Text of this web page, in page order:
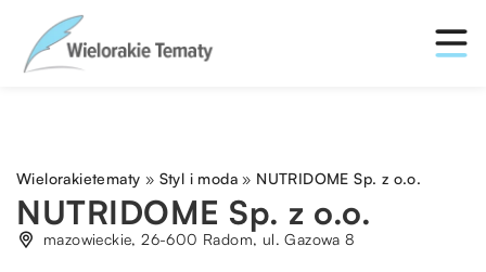
Wielorakietematy » Styl i moda » NUTRIDOME Sp. z o.o.
NUTRIDOME Sp. z o.o.
mazowieckie, 26-600 Radom, ul. Gazowa 8